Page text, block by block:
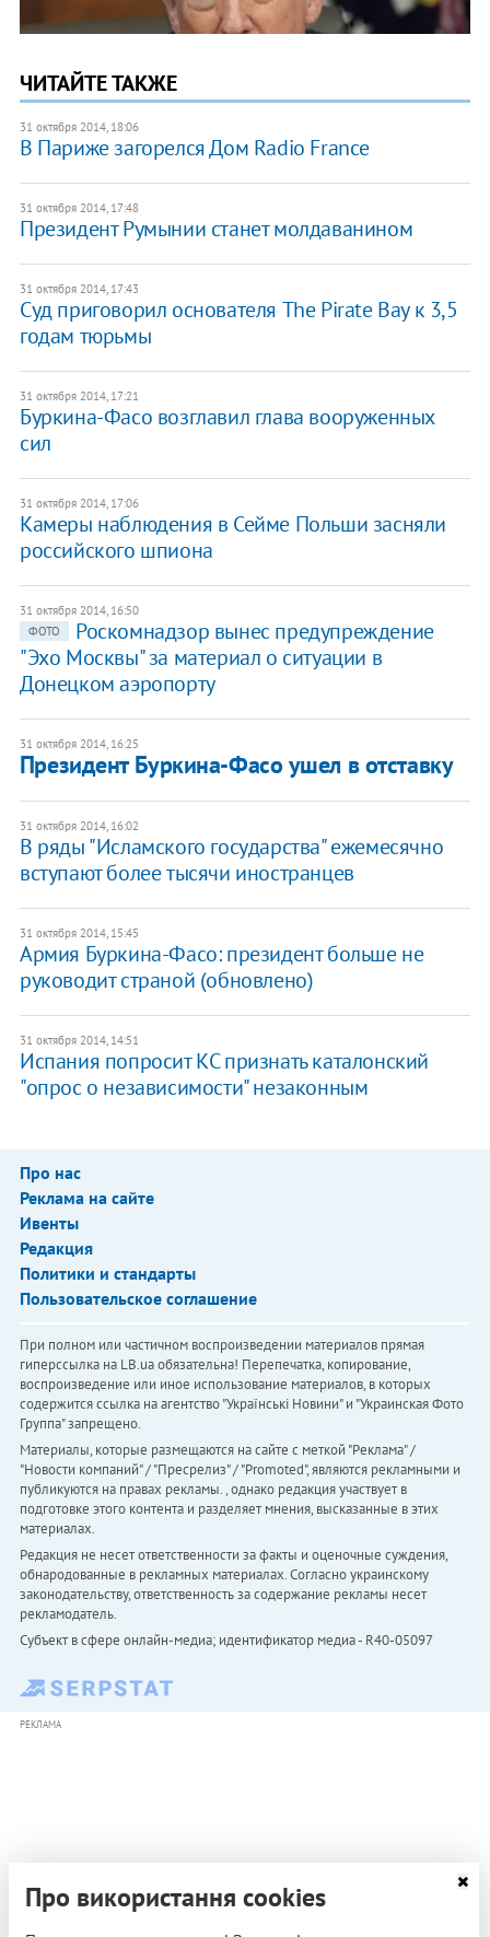
ЧИТАЙТЕ ТАКЖЕ
31 октября 2014, 18:06
В Париже загорелся Дом Radio France
31 октября 2014, 17:48
Президент Румынии станет молдаванином
31 октября 2014, 17:43
Суд приговорил основателя The Pirate Bay к 3,5
годам тюрьмы
31 октября 2014, 17:21
Буркина-Фасо возглавил глава вооруженных
сил
31 октября 2014, 17:06
Камеры наблюдения в Сейме Польши засняли
российского шпиона
31 октября 2014, 16:50
ФОТО
Роскомнадзор вынес предупреждение
"Эхо Москвы" за материал о ситуации в
Донецком аэропорту
31 октября 2014, 16:25
Президент Буркина-Фасо ушел в отставку
31 октября 2014, 16:02
В ряды "Исламского государства" ежемесячно
вступают более тысячи иностранцев
31 октября 2014, 15:45
Армия Буркина-Фасо: президент больше не
руководит страной (обновлено)
31 октября 2014, 14:51
Испания попросит КС признать каталонский
"опрос о независимости" незаконным
Про нас
Реклама на сайте
Ивенты
Редакция
Политики и стандарты
Пользовательское соглашение
При полном или частичном воспроизведении материалов прямая
гиперссылка на LB.ua обязательна! Перепечатка, копирование,
воспроизведение или иное использование материалов, в которых
содержится ссылка на агентство "Українськi Новини" и "Украинская Фото
Группа" запрещено.
Материалы, которые размещаются на сайте с меткой "Реклама" /
"Новости компаний" / "Пресрелиз" / "Promoted", являются рекламными и
публикуются на правах рекламы. , однако редакция участвует в
подготовке этого контента и разделяет мнения, высказанные в этих
материалах.
Редакция не несет ответственности за факты и оценочные суждения,
обнародованные в рекламных материалах. Согласно украинскому
законодательству, ответственность за содержание рекламы несет
рекламодатель.
Субъект в сфере онлайн-медиа; идентификатор медиа - R40-05097
РЕКЛАМА
Про використання cookies